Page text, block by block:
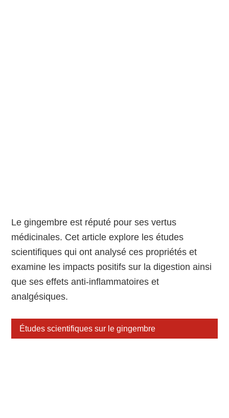
Le gingembre est réputé pour ses vertus
médicinales. Cet article explore les études
scientifiques qui ont analysé ces propriétés et
examine les impacts positifs sur la digestion ainsi
que ses effets anti-inflammatoires et
analgésiques.
Études scientifiques sur le gingembre